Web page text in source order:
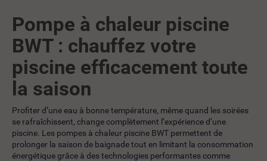
Pompe à chaleur piscine
BWT : chauffez votre
piscine efficacement toute
la saison
Profiter d’une eau à bonne température, même quand les soirées
se rafraîchissent, change complètement l’expérience d’une
piscine. Les pompes à chaleur piscine BWT permettent de
prolonger la saison de baignade tout en limitant la consommation
énergétique grâce à des technologies performantes comme